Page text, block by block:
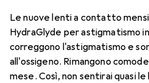
Le nuove lenti a contatto
HydraGlyde per astigmatismo
correggono l'astigmatismo e
all'ossigeno. Rimangono
mese. Così, non sentirai quasi